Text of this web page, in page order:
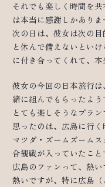
それでも楽しく時間を
は本当に感謝しかありま
次の日は、彼女は次の
と休んで備えないとい
に付き合ってくれて、本
彼女の今回の日本旅行
緒に組んでもらったよう
とても楽しそうなプラ
思ったのは、広島に行く
マツダ・ズームズーム
合観戦が入っていたこと
広島のファンって、熱
熱いですが、特に広島